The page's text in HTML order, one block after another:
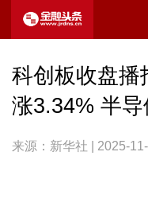
科创板收盘播
涨3.34% 半
来源：新华社 | 2025-